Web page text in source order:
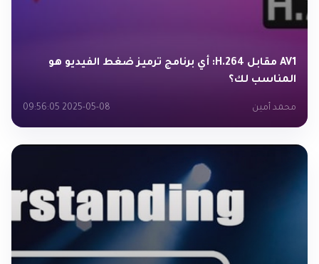
AV1 مقابل H.264: أي برنامج ترميز ضغط الفيديو هو
المناسب لك؟
محمد أمين 2025-05-08 09:56:05